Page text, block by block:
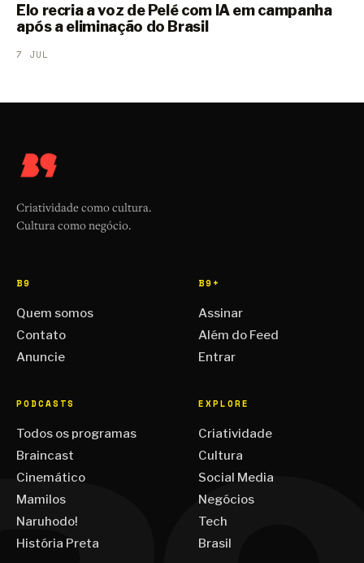
Elo recria a voz de Pelé com IA em campanha
após a eliminação do Brasil
7 JUL
Criatividade como cultura.
Cultura como negócio.
B9
Quem somos
Contato
Anuncie
B9+
Assinar
Além do Feed
Entrar
PODCASTS
Todos os programas
Braincast
Cinemático
Mamilos
Naruhodo!
História Preta
EXPLORE
Criatividade
Cultura
Social Media
Negócios
Tech
Brasil